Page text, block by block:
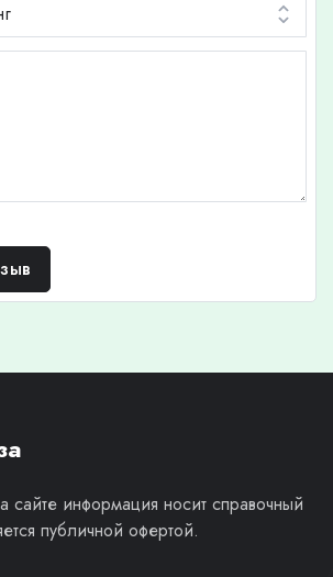
сайте информация носит справочный
публичной офертой.